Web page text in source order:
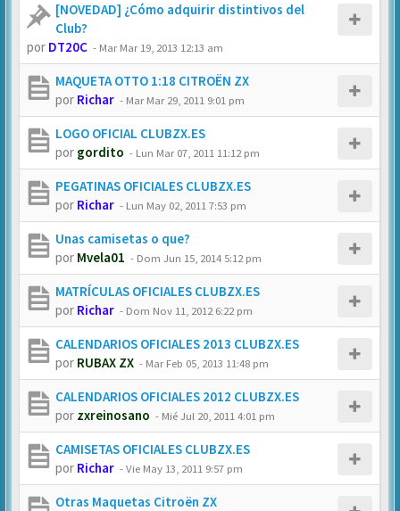
[NOVEDAD] ¿Cómo adquirir distintivos del
Club?
por DT20C - Mar Mar 19, 2013 12:13 am
MAQUETA OTTO 1:18 CITROËN ZX
por Richar - Mar Mar 29, 2011 9:01 pm
LOGO OFICIAL CLUBZX.ES
por gordito - Lun Mar 07, 2011 11:12 pm
PEGATINAS OFICIALES CLUBZX.ES
por Richar - Lun May 02, 2011 7:53 pm
Unas camisetas o que?
por Mvela01 - Dom Jun 15, 2014 5:12 pm
MATRÍCULAS OFICIALES CLUBZX.ES
por Richar - Dom Nov 11, 2012 6:22 pm
CALENDARIOS OFICIALES 2013 CLUBZX.ES
por RUBAX ZX - Mar Feb 05, 2013 11:48 pm
CALENDARIOS OFICIALES 2012 CLUBZX.ES
por zxreinosano - Mié Jul 20, 2011 4:01 pm
CAMISETAS OFICIALES CLUBZX.ES
por Richar -Vie May 13, 2011 9:57 pm
Otras Maquetas Citroën ZX